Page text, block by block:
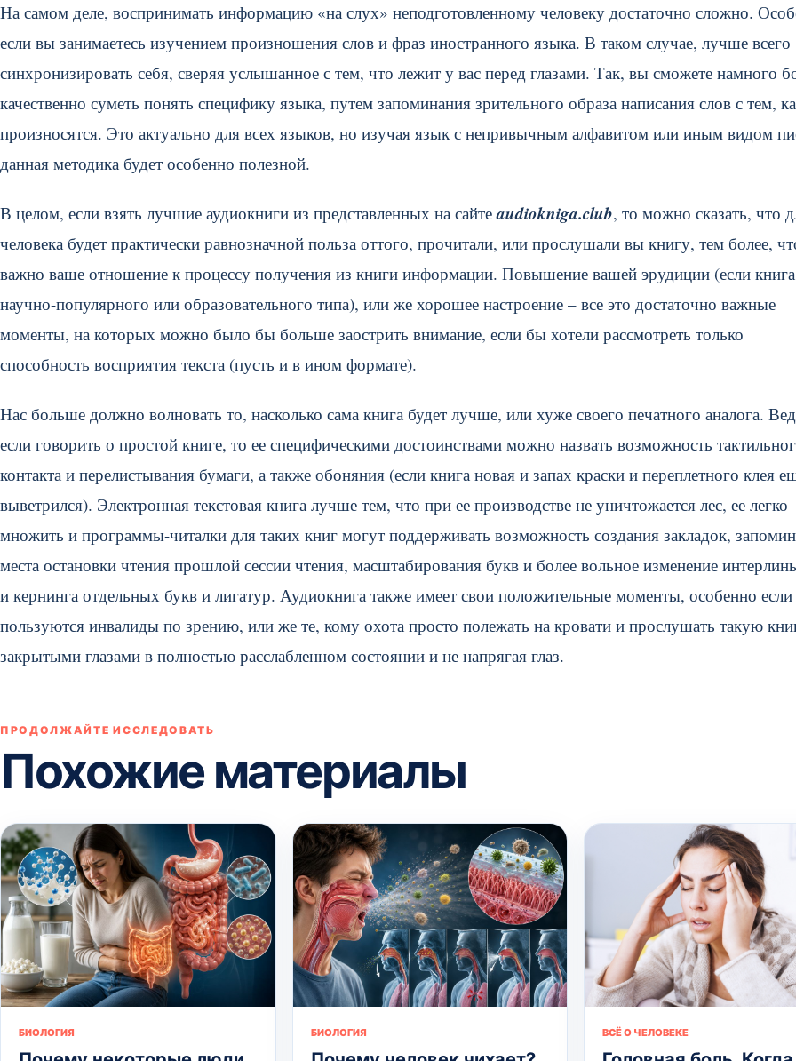
На самом деле, воспринимать информацию «на слух» неподготовленному человеку достаточно сложно.
если вы занимаетесь изучением произношения слов и фраз иностранного языка. В таком случае, лучше всего
синхронизировать себя, сверяя услышанное с тем, что лежит у вас перед глазами. Так, вы сможете намного
качественно суметь понять специфику языка, путем запоминания зрительного образа написания слов с тем,
произносятся. Это актуально для всех языков, но изучая язык с непривычным алфавитом или иным видом
данная методика будет особенно полезной.
В целом, если взять лучшие аудиокниги из представленных на сайтеaudiokniga.club, то можно сказать, что
человека будет практически равнозначной польза оттого, прочитали, или прослушали вы книгу, тем более,
важно ваше отношение к процессу получения из книги информации. Повышение вашей эрудиции (если книга
научно-популярного или образовательного типа), или же хорошее настроение – все это достаточно важные
моменты, на которых можно было бы больше заострить внимание, если бы хотели рассмотреть только
способность восприятия текста (пусть и в ином формате).
Нас больше должно волновать то, насколько сама книга будет лучше, или хуже своего печатного аналога.
если говорить о простой книге, то ее специфическими достоинствами можно назвать возможность
контакта и перелистывания бумаги, а также обоняния (если книга новая и запах краски и переплетного клея
выветрился). Электронная текстовая книга лучше тем, что при ее производстве не уничтожается лес, ее легко
множить и программы-читалки для таких книг могут поддерживать возможность создания закладок,
места остановки чтения прошлой сессии чтения, масштабирования букв и более вольное изменение
и кернинга отдельных букв и лигатур. Аудиокнига также имеет свои положительные моменты, особенно если
пользуются инвалиды по зрению, или же те, кому охота просто полежать на кровати и прослушать такую
закрытыми глазами в полностью расслабленном состоянии и не напрягая глаз.
ПРОДОЛЖАЙТЕ ИССЛЕДОВАТЬ
Похожие материалы
БИОЛОГИЯ БИОЛОГИЯ ВСЁ О ЧЕЛОВЕКЕ